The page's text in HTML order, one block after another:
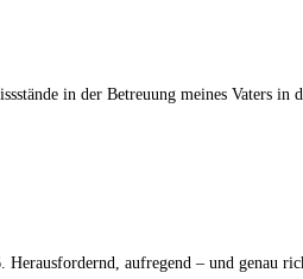
in der Betreuung meines Vaters in
aufregend – und genau